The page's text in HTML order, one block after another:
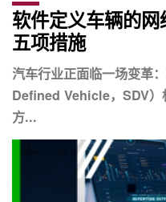
软件定义车辆的
五项措施
汽车行业正面临一场变革
Defined Vehicle，SDV）
方...